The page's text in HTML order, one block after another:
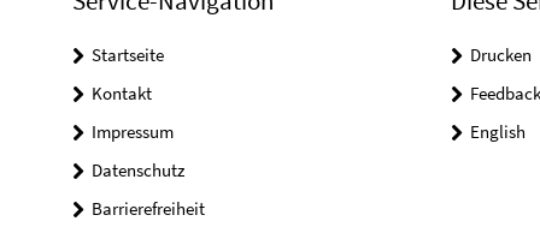
Startseite
Kontakt
Impressum
Datenschutz
Barrierefreiheit
Drucken
Feedback
English